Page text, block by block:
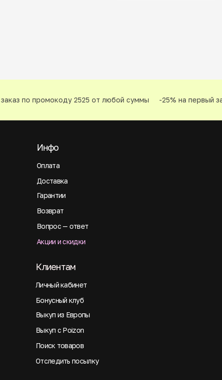
по промокоду 2525 от любой суммы -25% на первый
Оплата
Инфо
Доставка
Гарантии
Возврат
Вопрос — ответ
Акции и скидки
Личный кабинет
Клиентам
Бонусный клуб
Выкуп из Европы
Выкуп с Poizon
Поиск товаров
Отследить посылку